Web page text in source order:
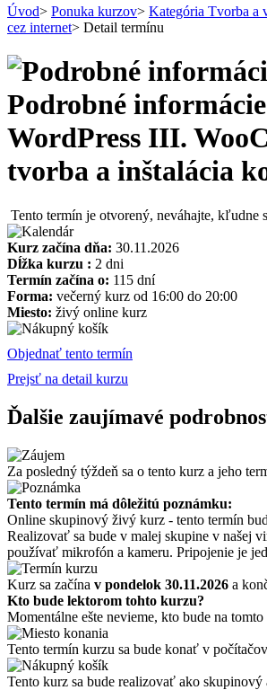
Úvod> Ponuka kurzov> Kategória Tvorba a
cez internet> Detail termínu
Podrobné
WordPress III.
tvorba a inštalácia
Tento termín je otvorený, neváhajte, kľudne
Kurz začína dňa: 30.11.2026
Dĺžka kurzu : 2 dni
Termín začína o: 115 dní
Forma: večerný kurz od 16:00 do 20:00
Miesto: živý online kurz
Objednať tento termín
Prejsť na detail kurzu
Ďalšie zaujímavé
Za posledný týždeň sa o tento kurz a jeho
Tento termín má dôležitú poznámku:
Online skupinový živý kurz - tento termín
Realizovať sa bude v malej skupine v našej
používať mikrofón a kameru. Pripojenie je
Kurz sa začína v pondelok 30.11.2026 a
Kto bude lektorom tohto kurzu?
Momentálne ešte nevieme, kto bude na
Tento termín kurzu sa bude konať v
Tento kurz sa bude realizovať ako